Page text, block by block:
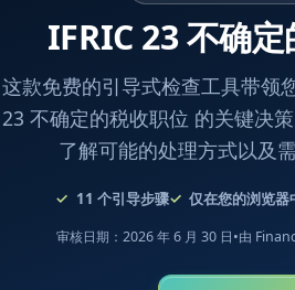
IFRIC 23 不确
这款免费的引导式检查工具带领
23 不确定的税收职位 的关键决
了解可能的处理方式以及
11 个引导步骤 仅在您的浏览器
审核日期：2026 年 6 月 30 日•由